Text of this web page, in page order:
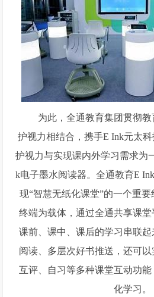
为此，全通教育集团贯彻教
护视力相结合，携手E Ink元太
护视力与实现课内外学习需求
k电子墨水阅读器。全通教育E
现“智慧无纸化课堂”的一个重
终端为载体，通过全通共享课
课前、课中、课后的学习串联
阅读、多层次好书推送，还可
互评、自习等多种课堂互动功
化学习。